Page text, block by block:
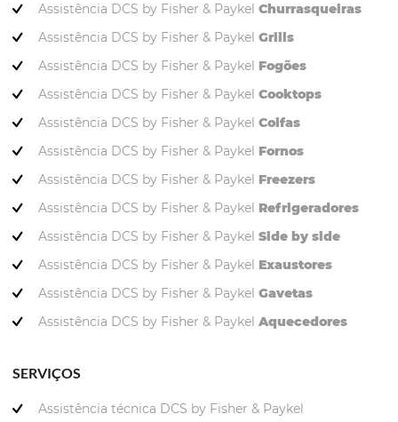
Assistência DCS by Fisher & Paykel Churrasqueiras
Assistência DCS by Fisher & Paykel Grills
Assistência DCS by Fisher & Paykel Fogões
Assistência DCS by Fisher & Paykel Cooktops
Assistência DCS by Fisher & Paykel Coifas
Assistência DCS by Fisher & Paykel Fornos
Assistência DCS by Fisher & Paykel Freezers
Assistência DCS by Fisher & Paykel Refrigeradores
Assistência DCS by Fisher & Paykel Side by side
Assistência DCS by Fisher & Paykel Exaustores
Assistência DCS by Fisher & Paykel Gavetas
Assistência DCS by Fisher & Paykel Aquecedores
SERVIÇOS
Assistência técnica DCS by Fisher & Paykel